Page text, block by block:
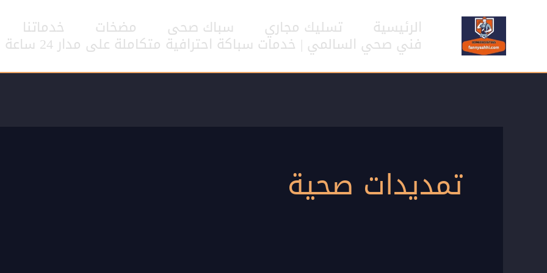
المحتوى
الرئيسية تسليك مجاري سباك صحى مضخات خدماتنا
فني صحي السالمي | خدمات سباكة احترافية متكاملة على مدار 24 ساعة
تمديدات صحية